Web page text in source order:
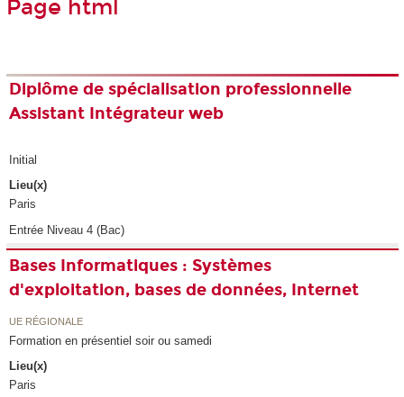
Page html
Diplôme de spécialisation professionnelle
Assistant Intégrateur web
Initial
Lieu(x)
Paris
Entrée Niveau 4 (Bac)
Bases Informatiques : Systèmes
d'exploitation, bases de données, Internet
UE RÉGIONALE
Formation en présentiel soir ou samedi
Lieu(x)
Paris